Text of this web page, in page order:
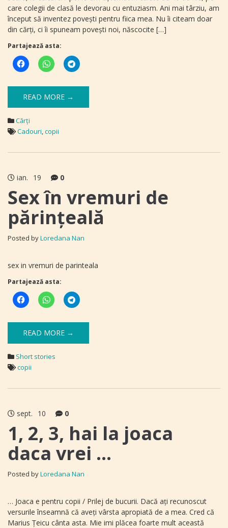
care colegii de clasă le devorau cu entuziasm. Ani mai târziu, am
început să inventez povești pentru fiica mea. Nu îi citeam doar
din cărți, ci îi spuneam povești noi, născocite […]
Partajează asta:
READ MORE →
Cărți
Cadouri,copii
ian. 19 0
Sex în vremuri de
părințeală
Posted byLoredana Nan
sex in vremuri de parinteala
Partajează asta:
READ MORE →
Short stories
copii
sept. 10 0
1, 2, 3, hai la joaca
daca vrei …
Posted byLoredana Nan
… Joaca e pentru copii / Prilej de bucurii. Dacă ați recunoscut
versurile înseamnă că aveți vârsta apropiată de a mea. Cred că
Marius Țeicu cânta asta. Mie imi plăcea foarte mult această